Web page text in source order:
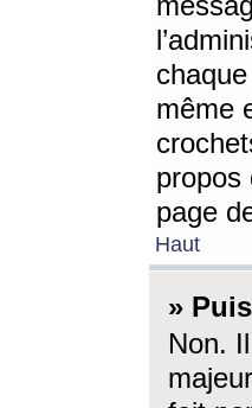
même
propos
page
Haut
»
Non.